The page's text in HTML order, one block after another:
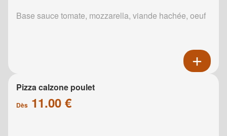
Base sauce tomate, mozzarella, viande hachée, oeuf
Pizza calzone poulet
Dès 11.00 €